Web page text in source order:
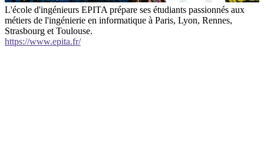
L'école d'ingénieurs EPITA prépare ses étudiants passionnés aux
métiers de l'ingénierie en informatique à Paris, Lyon, Rennes,
Strasbourg et Toulouse.
https://www.epita.fr/